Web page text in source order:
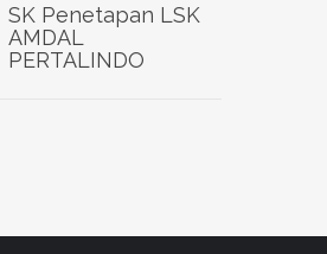
SK Penetapan LSK
AMDAL
PERTALINDO